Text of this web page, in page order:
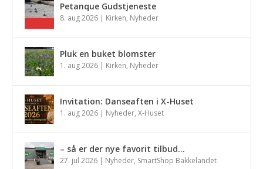
Petanque Gudstjeneste
8. aug 2026 | Kirken, Nyheder
Pluk en buket blomster
1. aug 2026 | Kirken, Nyheder
Invitation: Danseaften i X-Huset
1. aug 2026 | Nyheder,X-Huset
– så er der nye favorit tilbud…
27. jul 2026 | Nyheder, SmartShop Bakkelandet